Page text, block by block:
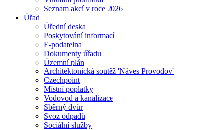
Seznam akcí v roce 2026
Úřad
Úřední deska
Poskytování informací
E-podatelna
Dokumenty úřadu
Územní plán
Architektonická soutěž 'Náves Provodov'
Czechpoint
Místní poplatky
Vodovod a kanalizace
Sběrný dvůr
Svoz odpadů
Sociální služby